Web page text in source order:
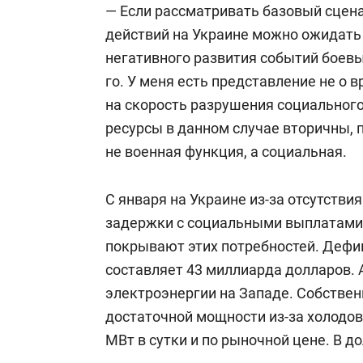
— Если рассматривать базовый
действий на Украине можно ожидать
негативного развития событий
го. У меня есть представление не о
на скорость разрушения
ресурсы в данном случае вторичны,
не военная функция, а социальная.
С января на Украине из-за
задержки с социальными
покрывают этих потребностей.
составляет 43 миллиарда
электроэнергии на Западе.
достаточной мощности из-за
МВт в сутки и по рыночной цене. В